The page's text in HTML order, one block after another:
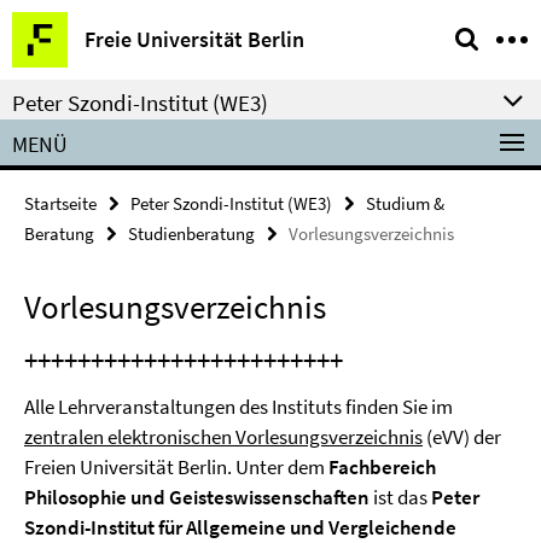
Springe
direkt
zu
Inhalt
Freie Universität Berlin
Service-
Navigation
Peter Szondi-Institut (WE3)
MENÜ
Startseite Peter Szondi-Institut (WE3)
Studium &
Beratung
Studienberatung Vorlesungsverzeichnis
Vorlesungsverzeichnis
++++++++++++++++++++++++
Alle Lehrveranstaltungen des Instituts finden Sie im
zentralen elektronischen Vorlesungsverzeichnis(eVV) der
Freien Universität Berlin. Unter dem Fachbereich
Philosophie und Geisteswissenschaften ist dasPeter
Szondi-Institut für Allgemeine und Vergleichende